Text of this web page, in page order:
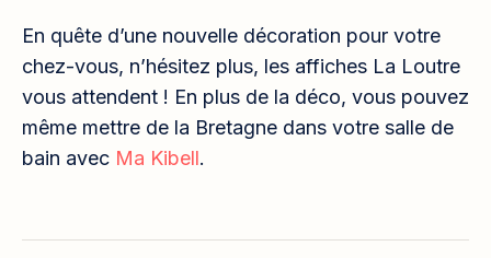
En quête d’une nouvelle décoration pour votre
chez-vous, n’hésitez plus, les affiches La Loutre
vous attendent ! En plus de la déco, vous pouvez
même mettre de la Bretagne dans votre salle de
bain avec Ma Kibell.